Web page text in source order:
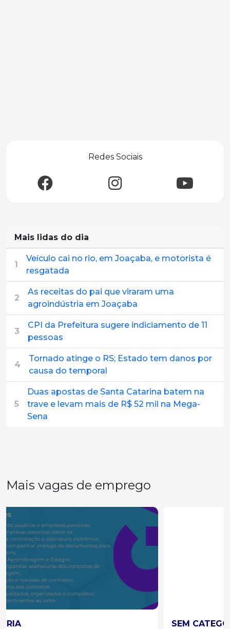
Redes Sociais
Mais lidas do dia
1
Veículo cai no rio, em Joaçaba, e motorista é
resgatada
2
As receitas do pai que viraram uma
agroindústria em Joaçaba
3
CPI da Prefeitura sugere indiciamento de 11
pessoas
4
Tornado atinge o RS; Estado tem danos por
causa do temporal
5
Duas apostas de Santa Catarina batem na
trave e levam mais de R$ 52 mil na Mega-
Sena
Mais vagas de emprego
SEM CATEGORIA